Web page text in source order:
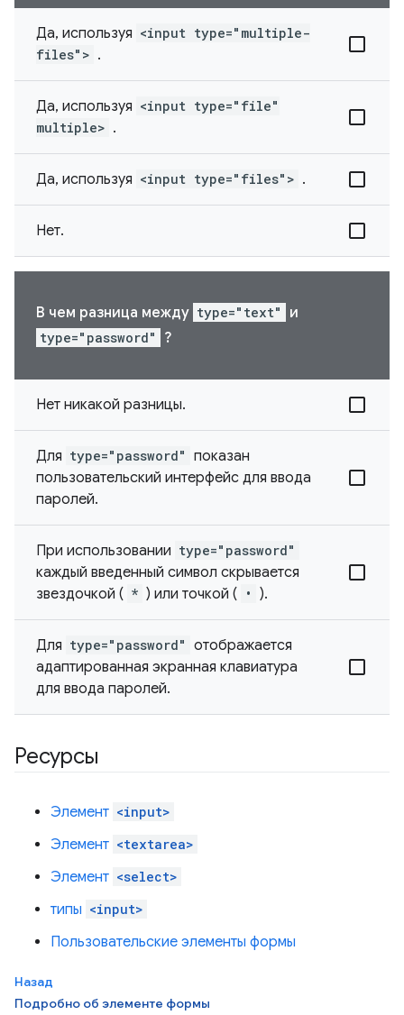
Да, используя <input type="multiple-
files"> .
Да, используя <input type="file"
multiple> .
Да, используя <input type="files"> .
Нет.
В чем разница между type="text" и
type="password" ?
Нет никакой разницы.
Для type="password" показан
пользовательский интерфейс для ввода
паролей.
При использовании type="password"
каждый введенный символ скрывается
звездочкой ( * ) или точкой ( • ).
Для type="password" отображается
адаптированная экранная клавиатура
для ввода паролей.
Ресурсы
Элемент <input>
Элемент <textarea>
Элемент <select>
типы <input>
Пользовательские элементы формы
Назад
Подробно об элементе формы